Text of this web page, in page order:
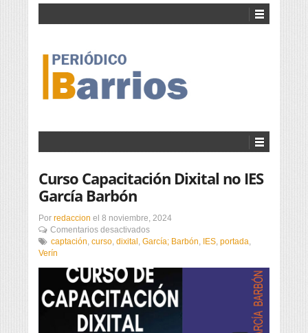
Curso Capacitación Dixital no IES
García Barbón
Por redaccion el 8 noviembre, 2024
Comentarios desactivadosen
Curso
no
IES
García
captación, curso, dixital , García; Barbón, IES, portada,
Verín